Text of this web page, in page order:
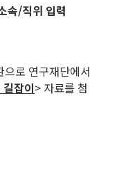
속/직위 입력
로 연구재단에서
잡이> 자료를 첨